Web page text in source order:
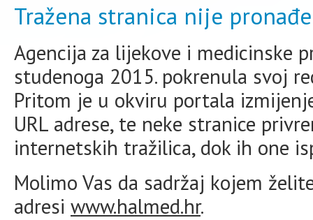
Tražena stranica nije
Agencija za lijekove i medicinske
studenoga 2015. pokrenula svoj
Pritom je u okviru portala
URL adrese, te neke stranice
internetskih tražilica, dok ih one
Molimo Vas da sadržaj kojem
adresi www.halmed.hr.